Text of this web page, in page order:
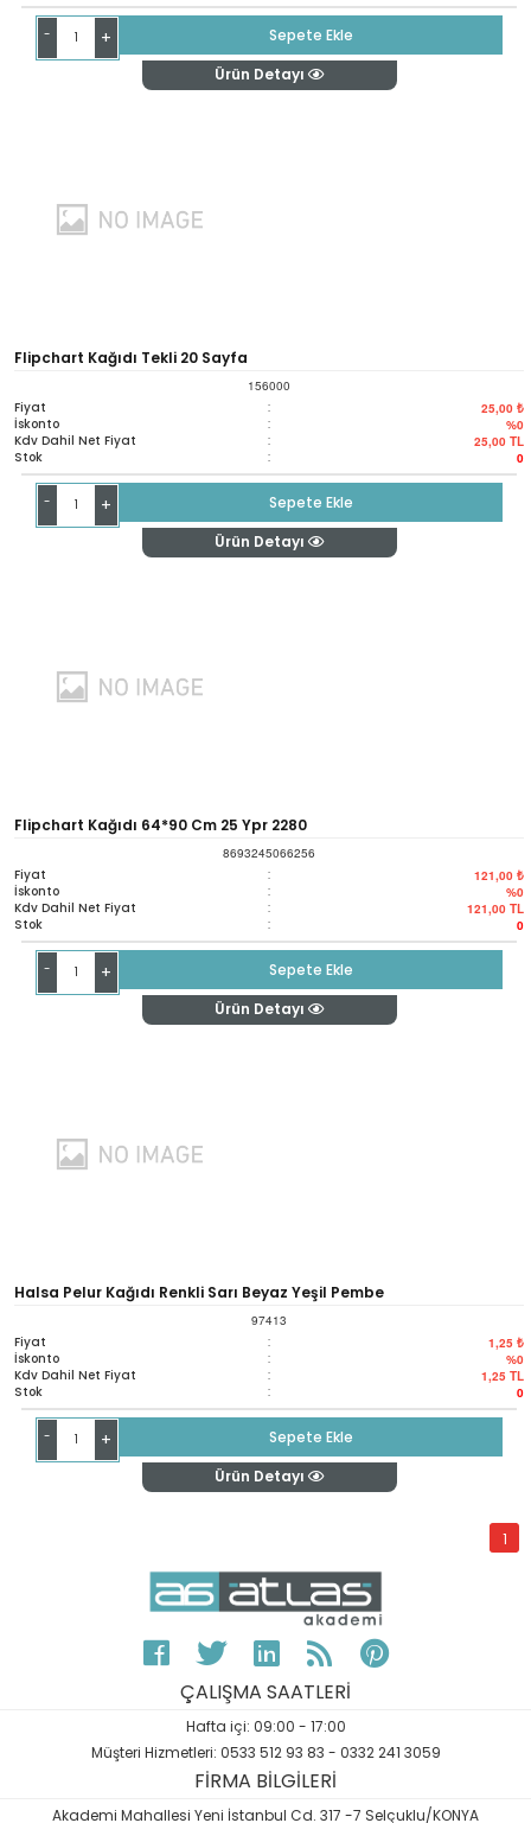
- +
Sepete Ekle
Ürün Detayı
Flipchart Kağıdı Tekli 20 Sayfa
156000
Fiyat : 25,00 ₺
İskonto : %0
Kdv Dahil Net Fiyat : 25,00 TL
Stok : 0
- +
Sepete Ekle
Ürün Detayı
Flipchart Kağıdı 64*90 Cm 25 Ypr 2280
8693245066256
Fiyat : 121,00 ₺
İskonto : %0
Kdv Dahil Net Fiyat : 121,00 TL
Stok : 0
- +
Sepete Ekle
Ürün Detayı
Halsa Pelur Kağıdı Renkli Sarı Beyaz Yeşil Pembe
97413
Fiyat : 1,25 ₺
İskonto : %0
Kdv Dahil Net Fiyat : 1,25 TL
Stok : 0
- +
Sepete Ekle
Ürün Detayı
1
ÇALIŞMA SAATLERİ
Hafta içi: 09:00 - 17:00
Müşteri Hizmetleri: 0533 512 93 83 - 0332 241 3059
FİRMA BİLGİLERİ
Akademi Mahallesi Yeni İstanbul Cd. 317 -7 Selçuklu/KONYA